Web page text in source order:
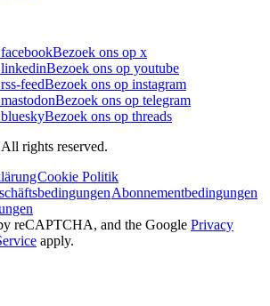
Bezoek ons op x
Bezoek ons op youtube
feedBezoek ons op instagram
Bezoek ons op telegram
Bezoek ons op threads
rights reserved.
Cookie Politik
Abonnementbedingungen
reCAPTCHA, and the Google Privacy
apply.